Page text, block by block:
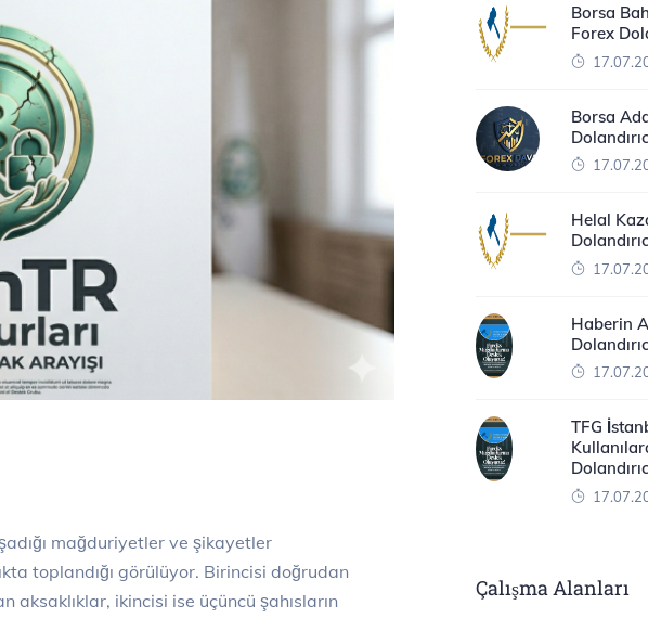
mağduriyetler ve şikayetler
toplandığı görülüyor. Birincisi doğrudan
ikincisi ise üçüncü şahısların
Borsa
Forex
Borsa
Helal
Haberin
TFG
Çalışma Alanları